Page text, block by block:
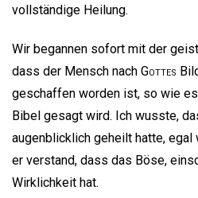
vollständige Heilung.
Wir begannen sofort mit der
dass der Mensch nach Gottes
geschaffen worden ist, so wie
Bibel gesagt wird. Ich wusste,
augenblicklich geheilt hatte, egal
er verstand, dass das Böse,
Wirklichkeit hat.